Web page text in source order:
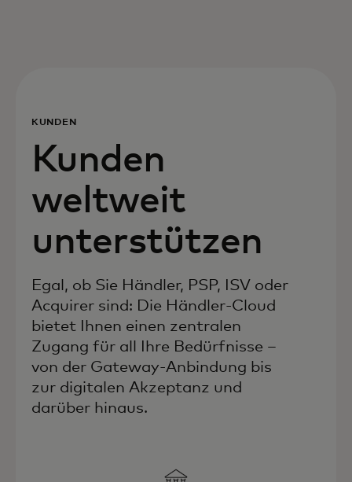
KUNDEN
Kunden
weltweit
unterstützen
Egal, ob Sie Händler, PSP, ISV oder
Acquirer sind: Die Händler-Cloud
bietet Ihnen einen zentralen
Zugang für all Ihre Bedürfnisse –
von der Gateway-Anbindung bis
zur digitalen Akzeptanz und
darüber hinaus.